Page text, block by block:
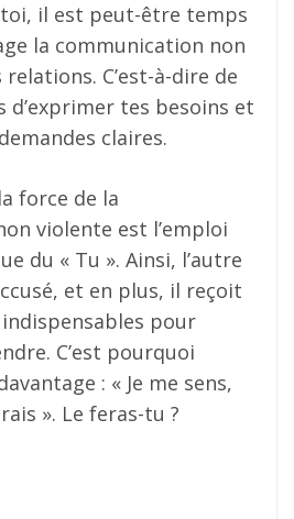
toi, il est peut-être temps
la communication non
C’est-à-dire de
d’exprimer tes besoins et
claires.
force de la
violente est l’emploi
du « Tu ». Ainsi, l’autre
et en plus, il reçoit
pour
C’est pourquoi
: « Je me sens,
». Le feras-tu ?